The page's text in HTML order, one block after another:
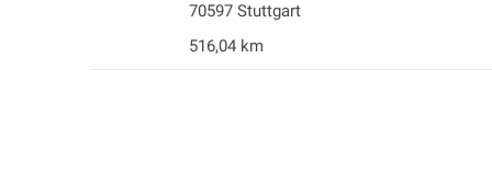
70597 Stuttgart
516,04 km